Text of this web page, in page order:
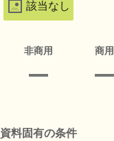
該当なし
非商用 商用
資料固有の条件